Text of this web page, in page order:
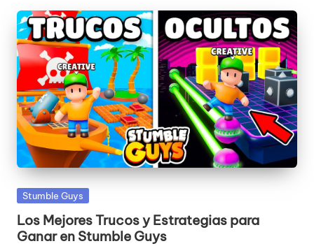
Publicada
Stumble Guys
Los Mejores Trucos y Estrategias para
Ganar en Stumble Guys